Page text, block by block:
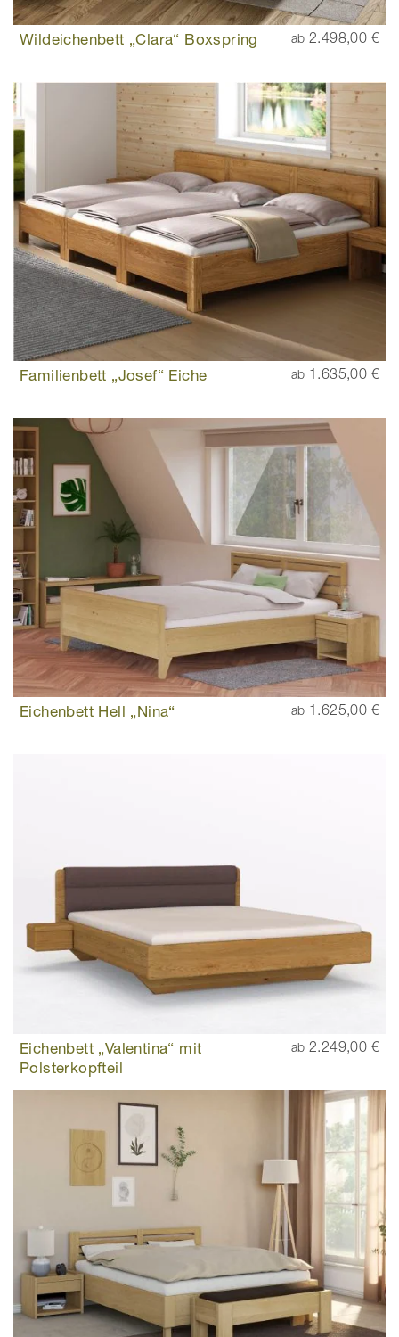
Wildeichenbett „Clara“ Boxspring ab 2.498,00 €
Familienbett „Josef“ Eiche ab 1.635,00 €
Eichenbett Hell „Nina“ ab 1.625,00 €
Eichenbett „Valentina“ mit
Polsterkopfteil
ab 2.249,00 €